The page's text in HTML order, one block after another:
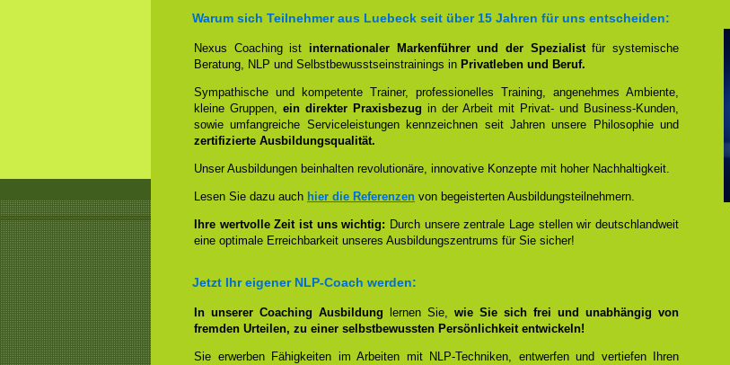
Warum sich Teilnehmer aus Luebeck seit über 15 Jahren für uns entscheiden:
Nexus Coaching ist internationaler Markenführer und der Spezialistfür systemische
Beratung, NLP und Selbstbewusstseinstrainings in Privatleben und Beruf.
Sympathische und kompetente Trainer, professionelles Training, angenehmes Ambiente,
kleine Gruppen, ein direkter Praxisbezug in der Arbeit mit Privat- und Business-Kunden,
sowie umfangreiche Serviceleistungen kennzeichnen seit Jahren unsere Philosophie und
zertifizierte Ausbildungsqualität.
Unser Ausbildungen beinhalten revolutionäre, innovative Konzepte mit hoher Nachhaltigkeit.
Lesen Sie dazu auch hier die Referenzen von begeisterten Ausbildungsteilnehmern.
Ihre wertvolle Zeit ist uns wichtig: Durch unsere zentrale Lage stellen wir deutschlandweit
eine optimale Erreichbarkeit unseres Ausbildungszentrums für Sie sicher!
Jetzt Ihr eigener NLP-Coach werden:
In unserer Coaching Ausbildung lernen Sie, wie Sie sich frei und unabhängig von
fremden Urteilen, zu einer selbstbewussten Persönlichkeit entwickeln!
Sie erwerben Fähigkeiten im Arbeiten mit NLP-Techniken, entwerfen und vertiefen Ihren